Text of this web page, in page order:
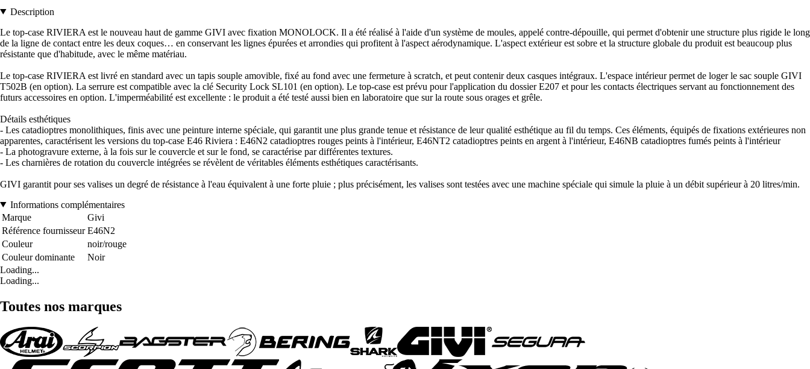
Description
Le top-case RIVIERA est le nouveau haut de gamme GIVI avec fixation MONOLOCK. Il a été réalisé à l'aide d'un système de moules, appelé contre-dépouille, qui permet d'obtenir une structure plus rigide le long
de la ligne de contact entre les deux coques… en conservant les lignes épurées et arrondies qui profitent à l'aspect aérodynamique. L'aspect extérieur est sobre et la structure globale du produit est beaucoup plus
résistante que d'habitude, avec le même matériau.
Le top-case RIVIERA est livré en standard avec un tapis souple amovible, fixé au fond avec une fermeture à scratch, et peut contenir deux casques intégraux. L'espace intérieur permet de loger le sac souple GIVI
T502B (en option). La serrure est compatible avec la clé Security Lock SL101 (en option). Le top-case est prévu pour l'application du dossier E207 et pour les contacts électriques servant au fonctionnement des
futurs accessoires en option. L'imperméabilité est excellente : le produit a été testé aussi bien en laboratoire que sur la route sous orages et grêle.
Détails esthétiques
- Les catadioptres monolithiques, finis avec une peinture interne spéciale, qui garantit une plus grande tenue et résistance de leur qualité esthétique au fil du temps. Ces éléments, équipés de fixations extérieures non
apparentes, caractérisent les versions du top-case E46 Riviera : E46N2 catadioptres rouges peints à l'intérieur, E46NT2 catadioptres peints en argent à l'intérieur, E46NB catadioptres fumés peints à l'intérieur
- La photogravure externe, à la fois sur le couvercle et sur le fond, se caractérise par différentes textures.
- Les charnières de rotation du couvercle intégrées se révèlent de véritables éléments esthétiques caractérisants.
GIVI garantit pour ses valises un degré de résistance à l'eau équivalent à une forte pluie ; plus précisément, les valises sont testées avec une machine spéciale qui simule la pluie à un débit supérieur à 20 litres/min.
Informations complémentaires
Marque
Givi
Référence fournisseur E46N2
Couleur
noir/rouge
Couleur dominante
Noir
Loading...
Loading...
Toutes nos marques